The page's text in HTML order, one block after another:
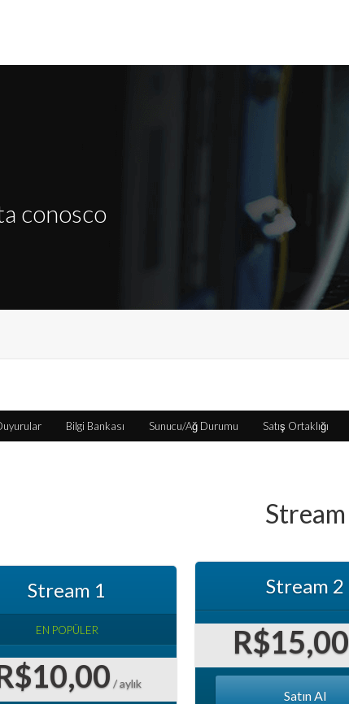
conosco
Bilgi Bankası Sunucu/Ağ Durumu Satış Ortaklığı
Stream
Stream 1
EN POPÜLER
/ aylık
Stream 2
R$15,00
Satın Al